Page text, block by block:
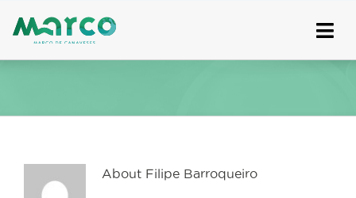
to
About Filipe Barroqueiro